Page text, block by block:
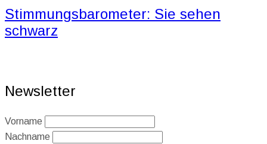
Stimmungsbarometer: Sie sehen
schwarz
Newsletter
Vorname
Nachname